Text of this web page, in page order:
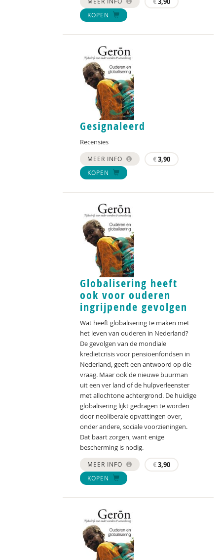
KOPEN
Gesignaleerd
Recensies
MEER INFO €3,90
KOPEN
Globalisering heeft
ook voor ouderen
ingrijpende gevolgen
Wat heeft globalisering te maken met
het leven van ouderen in Nederland?
De gevolgen van de mondiale
kredietcrisis voor pensioenfondsen in
Nederland, geeft een antwoord op die
vraag. Maar ook de nieuwe buurman
uit een ver land of de hulpverleenster
met allochtone achtergrond. De huidige
globalisering lijkt gedragen te worden
door neoliberale opvattingen over,
onder andere, sociale voorzieningen.
Dat baart zorgen, want enige
bescherming is nodig.
MEER INFO €3,90
KOPEN